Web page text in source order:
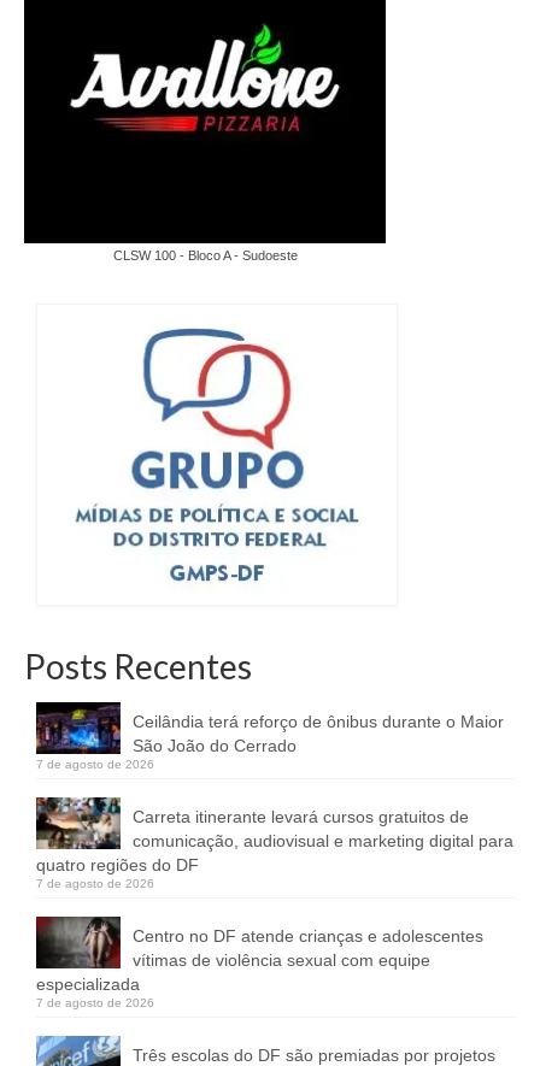
CLSW 100 - Bloco A - Sudoeste
Posts Recentes
Ceilândia terá reforço de ônibus durante o Maior
São João do Cerrado
7 de agosto de 2026
Carreta itinerante levará cursos gratuitos de
comunicação, audiovisual e marketing digital para
quatro regiões do DF
7 de agosto de 2026
Centro no DF atende crianças e adolescentes
vítimas de violência sexual com equipe
especializada
7 de agosto de 2026
Três escolas do DF são premiadas por projetos